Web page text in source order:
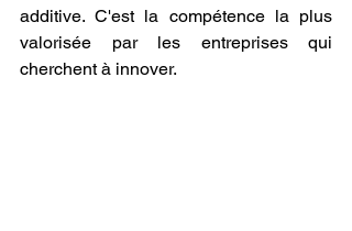
additive. C'est la compétence la plus
valorisée par les entreprises qui
cherchent à innover.